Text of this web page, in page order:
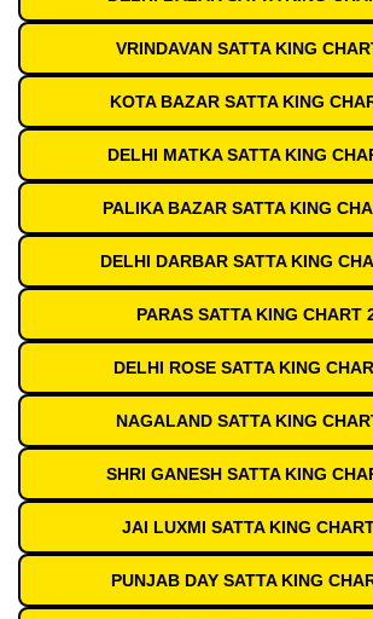
VRINDAVAN SATTA KING
KOTA BAZAR SATTA KING
DELHI MATKA SATTA KING
PALIKA BAZAR SATTA KING
DELHI DARBAR SATTA KING
PARAS SATTA KING CHART
DELHI ROSE SATTA KING
NAGALAND SATTA KING
SHRI GANESH SATTA KING
JAI LUXMI SATTA KING
PUNJAB DAY SATTA KING